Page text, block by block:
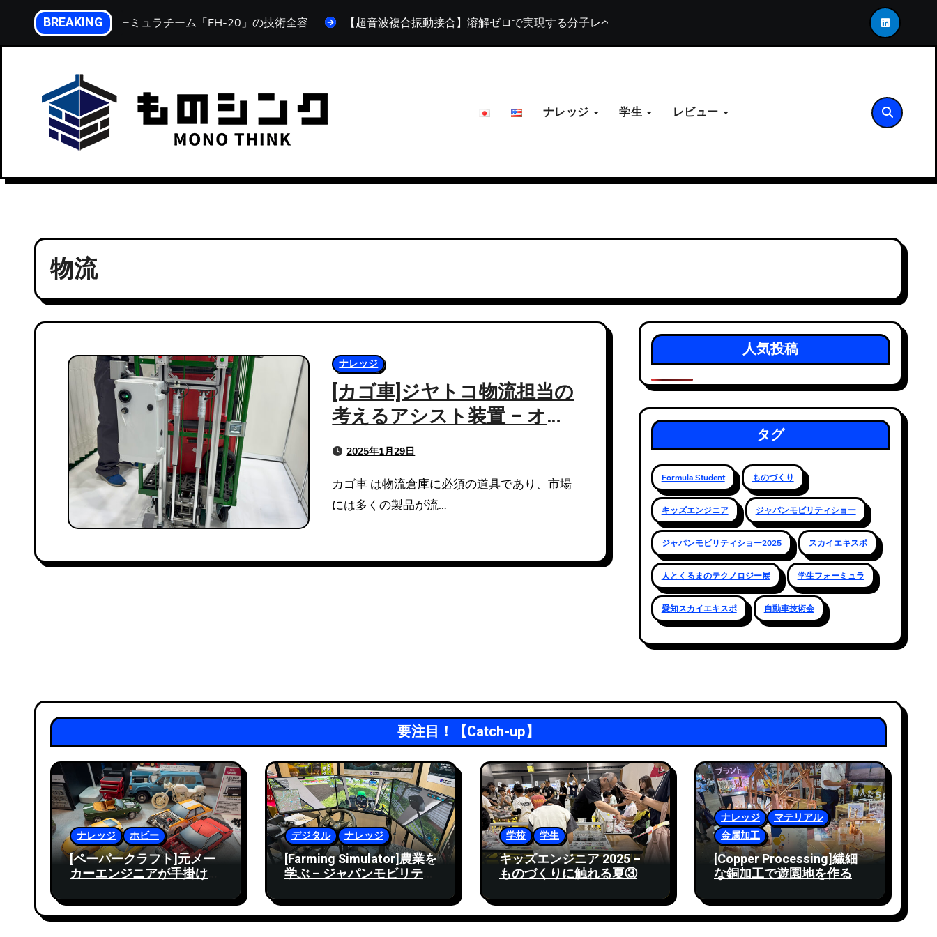
を
BREAKING
。北海道大学フォーミュラチーム「FH-20」の技術全容 【超音波複合振動接合】溶解ゼロで実現する分子レベルの結合。LINK-USが示す次世代の接合アーキテクチャ
ナレッジ 学生 レビュー
物流
ナレッジ
[カゴ車]ジヤトコ物流担当の
考えるアシスト装置 – オー
トモーティブワールド2025
2025年1月29日
カゴ車 は物流倉庫に必須の道具であり、市場
には多くの製品が流…
人気投稿
タグ
Formula Student ものづくり
キッズエンジニア ジャパンモビリティショー
ジャパンモビリティショー2025 スカイエキスポ
人とくるまのテクノロジー展 学生フォーミュラ
愛知スカイエキスポ 自動車技術会
要注目！【Catch-up】
ナレッジ ホビー
[ペーパークラフト]元メー
カーエンジニアが手掛ける
ーショー2024
デジタル ナレッジ
[Farming Simulator]農業を
学ぶ – ジャパンモビリティ
学校 学生
キッズエンジニア 2025 –
ものづくりに触れる夏③
ナレッジ
マテリアル
金属加工
[Copper Processing]繊細
な銅加工で遊園地を作る